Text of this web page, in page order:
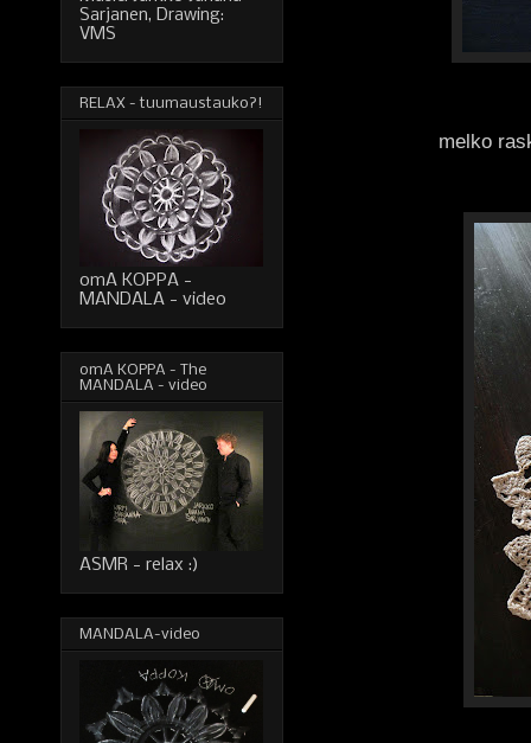
melko
Sarjanen, Drawing:
VMS
RELAX - tuumaustauko?!
omA KOPPA -
MANDALA - video
omA KOPPA - The
MANDALA - video
ASMR - relax :)
MANDALA-video